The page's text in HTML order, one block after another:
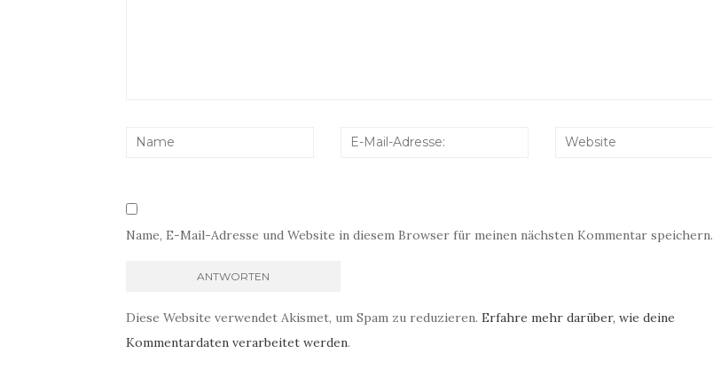
Name, E-Mail-Adresse und Website in diesem Browser für meinen nächsten Kommentar speichern.
Diese Website verwendet Akismet, um Spam zu reduzieren. Erfahre mehr darüber, wie deine
Kommentardaten verarbeitet werden.